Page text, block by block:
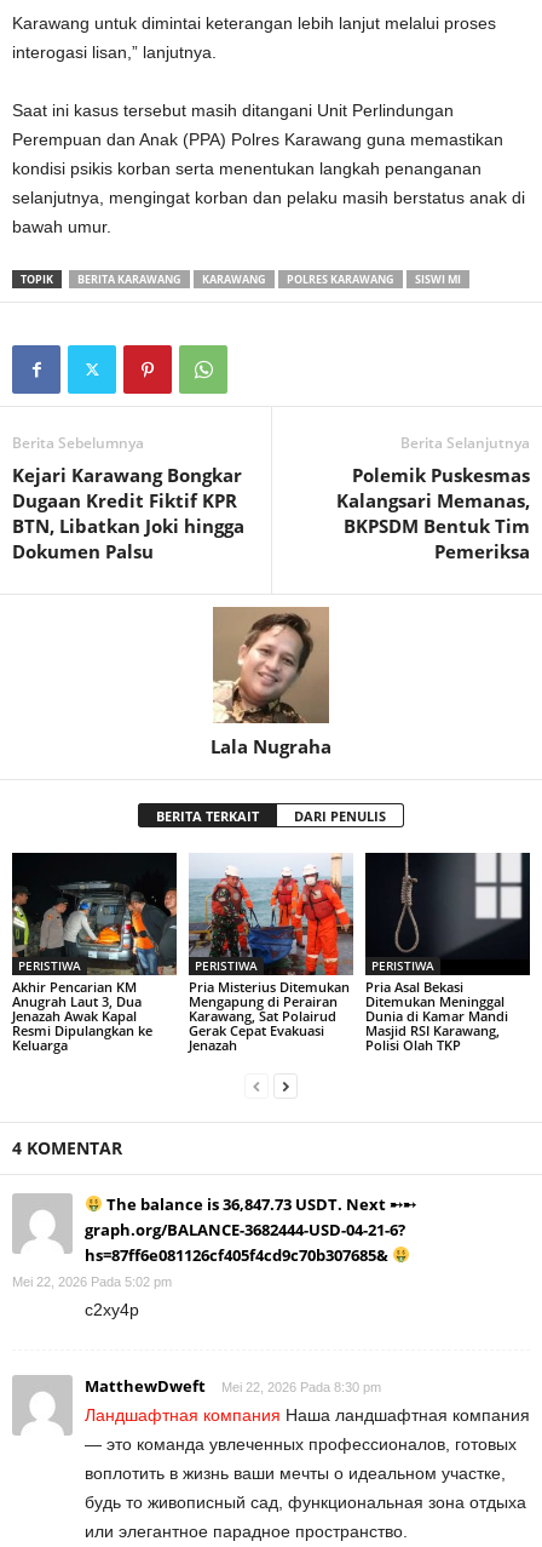
Karawang untuk dimintai keterangan lebih lanjut melalui proses
interogasi lisan,” lanjutnya.
Saat ini kasus tersebut masih ditangani Unit Perlindungan
Perempuan dan Anak (PPA) Polres Karawang guna memastikan
kondisi psikis korban serta menentukan langkah penanganan
selanjutnya, mengingat korban dan pelaku masih berstatus anak di
bawah umur.
TOPIK BERITA KARAWANG KARAWANG POLRES KARAWANG SISWI MI
Berita Sebelumnya
Kejari Karawang Bongkar
Dugaan Kredit Fiktif KPR
BTN, Libatkan Joki hingga
Dokumen Palsu
Berita Selanjutnya
Polemik Puskesmas
Kalangsari Memanas,
BKPSDM Bentuk Tim
Pemeriksa
Lala Nugraha
BERITA TERKAIT DARI PENULIS
PERISTIWA
Akhir Pencarian KM
Anugrah Laut 3, Dua
Jenazah Awak Kapal
Resmi Dipulangkan ke
Keluarga
PERISTIWA
Pria Misterius Ditemukan
Mengapung di Perairan
Karawang, Sat Polairud
Gerak Cepat Evakuasi
Jenazah
PERISTIWA
Pria Asal Bekasi
Ditemukan Meninggal
Dunia di Kamar Mandi
Masjid RSI Karawang,
Polisi Olah TKP
4 KOMENTAR
The balance is 36,847.73 USDT. Next ➸➸
graph.org/BALANCE-3682444-USD-04-21-6?
hs=87ff6e081126cf405f4cd9c70b307685&
Mei 22, 2026 Pada 5:02 pm
c2xy4p
MatthewDweft Mei 22, 2026 Pada 8:30 pm
Ландшафтная компания Наша ландшафтная компания
— это команда увлеченных профессионалов, готовых
воплотить в жизнь ваши мечты о идеальном участке,
будь то живописный сад, функциональная зона отдыха
или элегантное парадное пространство.